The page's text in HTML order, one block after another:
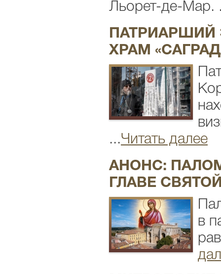
Льорет-де-Мар.
ХРАМ
...Читать далее
АНОНС:
ГЛАВЕ
в